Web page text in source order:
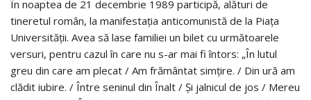
În noaptea de 21 decembrie 1989 participă, alături de
tineretul român, la manifestaţia anticomunistă de la Piaţa
Universităţii. Avea să lase familiei un bilet cu următoarele
versuri, pentru cazul în care nu s-ar mai fi întors: „În lutul
greu din care am plecat / Am frământat simţire. / Din ură am
clădit iubire. / Între seninul din Înalt / Şi jalnicul de jos / Mereu